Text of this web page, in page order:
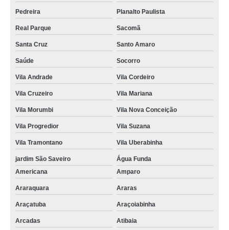
Pedreira Planalto Paulista
Real Parque Sacomã
Santa Cruz Santo Amaro
Saúde Socorro
Vila Andrade Vila Cordeiro
Vila Cruzeiro Vila Mariana
Vila Morumbi Vila Nova Conceição
Vila Progredior Vila Suzana
Vila Tramontano Vila Uberabinha
jardim São Saveiro
Água Funda
Americana
Amparo
Araraquara Araras
Araçatuba Araçoiabinha
Arcadas Atibaia